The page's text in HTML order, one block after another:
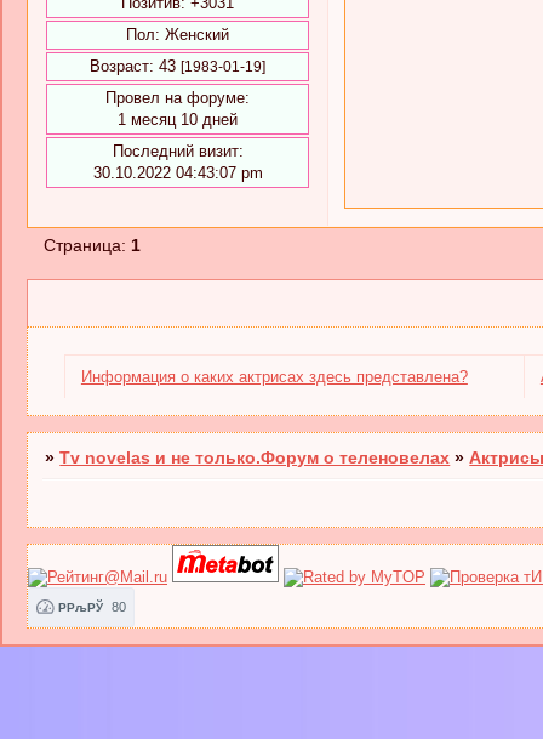
Пол: Женский
Возраст: 43 [1983-01-19]
Провел на форуме:
1 месяц 10 дней
Последний визит:
30.10.2022 04:43:07 pm
Страница: 1
Информация о каких актрисах здесь представлена?
»Tv novelas и не только.Форум о теленовелах »
РРљРЎ 80